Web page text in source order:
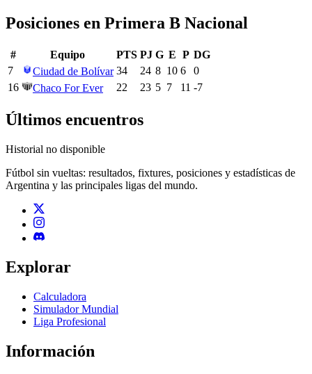
Posiciones en Primera B Nacional
# Equipo PTS PJ G E P DG
7
Ciudad de Bolívar 34 24 8 10 6
0
16
Chaco For Ever 22 23 5 7 11 -7
Últimos encuentros
Historial no disponible
Fútbol sin vueltas: resultados, fixtures, posiciones y estadísticas de
Argentina y las principales ligas del mundo.
Explorar
Calculadora
Simulador Mundial
Liga Profesional
Información